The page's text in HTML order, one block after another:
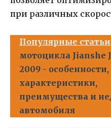
при различных
Популярные статьи
мотоцикла Jianshe
2009 - особенности,
характеристики,
преимущества и
автомобиля